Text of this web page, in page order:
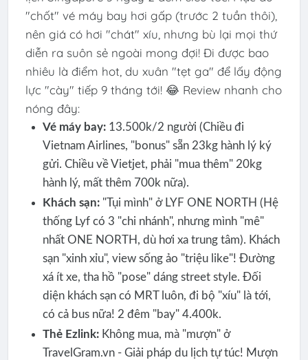
"chốt" vé máy bay hơi gấp (trước 2 tuần thôi),
nên giá có hơi "chát" xíu, nhưng bù lại mọi thứ
diễn ra suôn sẻ ngoài mong đợi! Đi được bao
nhiêu là điểm hot, du xuân "tẹt ga" để lấy động
lực "cày" tiếp 9 tháng tới! 😂 Review nhanh cho
nóng đây:
Vé máy bay:13.500k/2 người (Chiều đi
Vietnam Airlines, "bonus" sẵn 23kg hành lý ký
gửi. Chiều về Vietjet, phải "mua thêm" 20kg
hành lý, mất thêm 700k nữa).
Khách sạn:"Tụi mình" ở LYF ONE NORTH (Hệ
thống Lyf có 3 "chi nhánh", nhưng mình "mê"
nhất ONE NORTH, dù hơi xa trung tâm). Khách
sạn "xinh xỉu", view sống ảo "triệu like"! Đường
xá ít xe, tha hồ "pose" dáng street style. Đối
diện khách sạn có MRT luôn, đi bộ "xíu" là tới,
có cả bus nữa! 2 đêm "bay" 4.400k.
Thẻ Ezlink:Không mua, mà "mượn" ở
TravelGram.vn - Giải pháp du lịch tự túc! Mượn